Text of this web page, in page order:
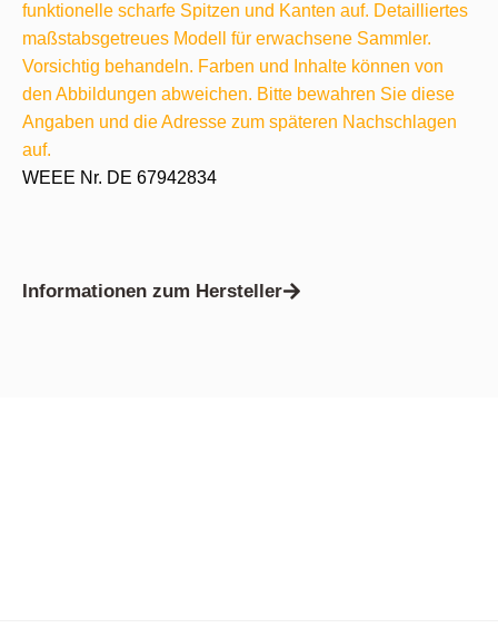
funktionelle scharfe Spitzen und Kanten auf. Detailliertes
maßstabsgetreues Modell für erwachsene Sammler.
Vorsichtig behandeln. Farben und Inhalte können von
den Abbildungen abweichen. Bitte bewahren Sie diese
Angaben und die Adresse zum späteren Nachschlagen
auf.
WEEE Nr. DE 67942834
Informationen zum Hersteller